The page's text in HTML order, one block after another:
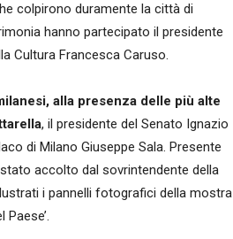
colpirono duramente la città di
hanno partecipato il presidente
Cultura Francesca Caruso.
alla presenza delle più alte
, il presidente del Senato Ignazio
di Milano Giuseppe Sala. Presente
accolto dal sovrintendente della
i pannelli fotografici della mostra